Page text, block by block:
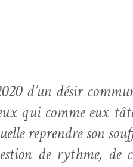
d’un désir
qui comme eux
repren­dre son
de rythme, de